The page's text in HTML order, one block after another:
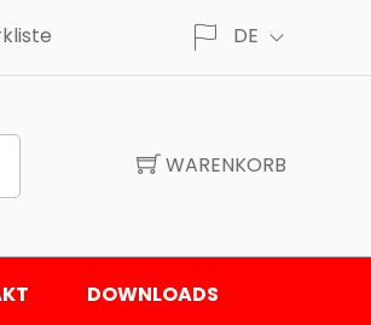
DE
WARENKORB
DOWNLOADS